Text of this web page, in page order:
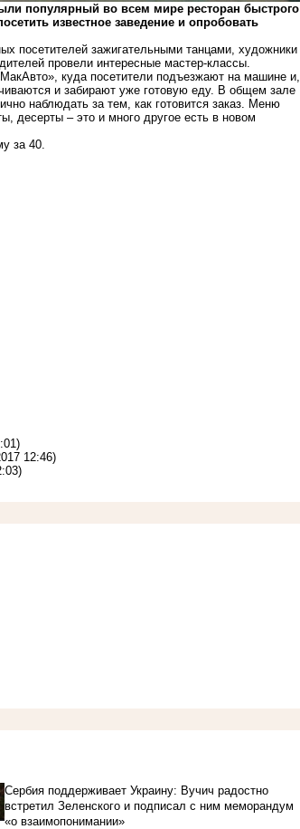
популярный во всем мире ресторан быстрого
известное заведение и опробовать
посетителей зажигательными танцами, художники
провели интересные мастер-классы.
куда посетители подъезжают на машине и,
и забирают уже готовую еду. В общем зале
наблюдать за тем, как готовится заказ. Меню
десерты – это и много другое есть в новом
за 40.
12:46)
Сербия поддерживает Украину: Вучич радостно
встретил Зеленского и подписал с ним меморандум
«о взаимопонимании»